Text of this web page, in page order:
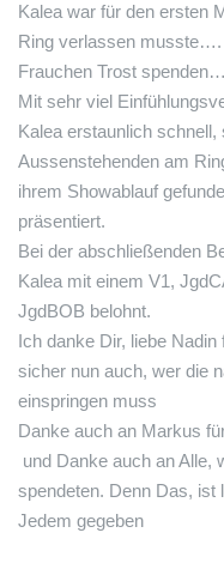
Kalea war für den ersten
Ring verlassen musste….
Frauchen Trost spenden…
Mit sehr viel
Kalea erstaunlich
Aussenstehenden am
ihrem Showablauf
präsentiert.
Bei der abschließenden
Kalea mit einem V1,
JgdBOB belohnt.
Ich danke Dir, liebe
sicher nun auch, wer die
einspringen muss
Danke auch an Markus
und Danke auch an Alle,
spendeten. Denn Das, ist
Jedem gegeben